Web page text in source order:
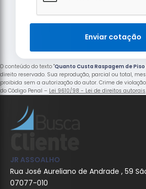
Enviar cotação
O conteúdo do texto "Quanto Custa Raspagem de
direito reservado. Sua reprodução, parcial ou total,
proibida sem a autorização do autor. Crime de
do Código Penal – Lei 9610/98 - Lei de direitos autorais.
JR ASSOALHO
Rua José Aureliano de Andrade , 59
07077-010